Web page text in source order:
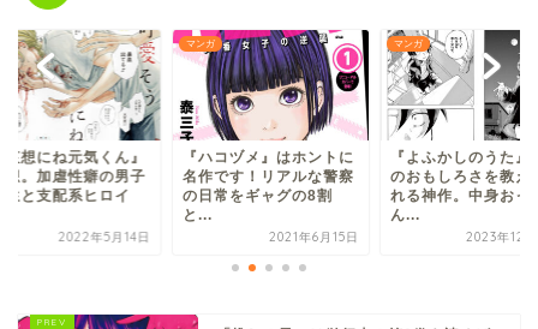
哀想にね元気くん』
想。加虐性癖の男子
生と支配系ヒロイ
2022年5月14日
マンガ
『ハコヅメ』はホントに
名作です！リアルな警察
の日常をギャグの8割
と...
2021年6月15日
マンガ
『よふかしのうた』
のおもしろさを教え
れる神作。中身おっ
ん...
2023年12